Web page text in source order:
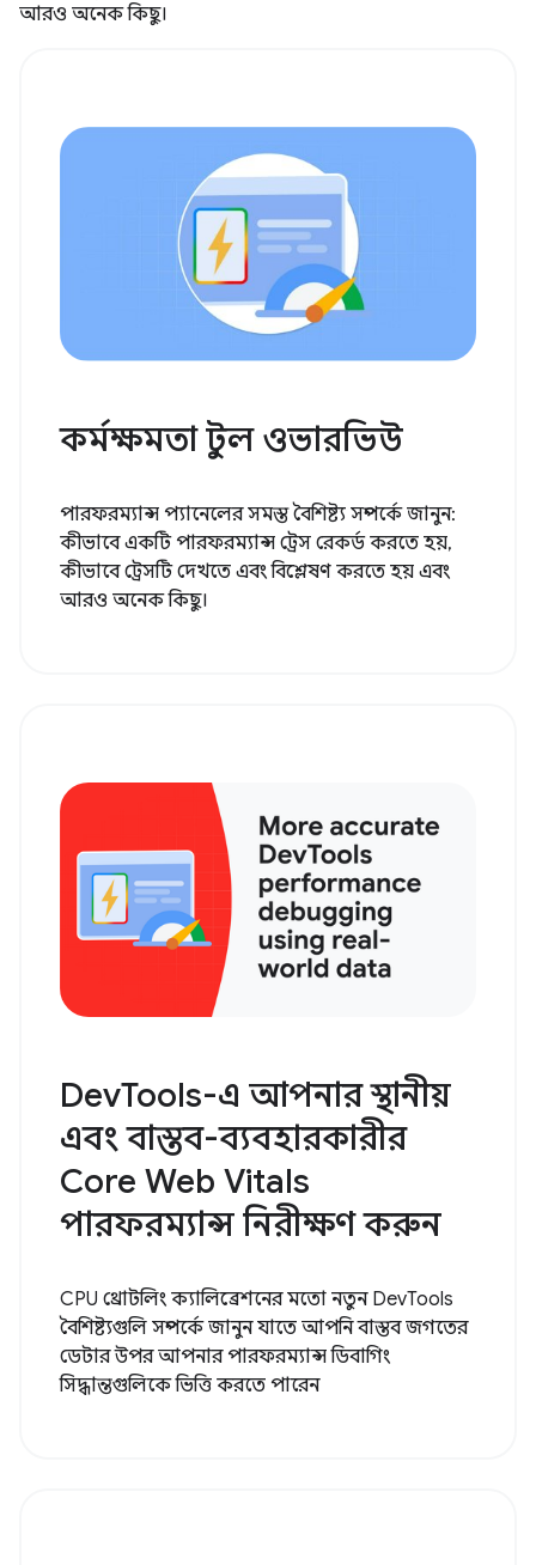
আরও অনেক কিছু।
কর্মক্ষমতা টুল ওভারভিউ
পারফরম্যান্স প্যানেলের সমস্ত বৈশিষ্ট্য সম্পর্কে জানুন:
কীভাবে একটি পারফরম্যান্স ট্রেস রেকর্ড করতে হয়,
কীভাবে ট্রেসটি দেখতে এবং বিশ্লেষণ করতে হয় এবং
আরও অনেক কিছু।
DevTools-এ আপনার স্থানীয়
এবং বাস্তব-ব্যবহারকারীর
Core Web Vitals
পারফরম্যান্স নিরীক্ষণ করুন
CPU থ্রোটলিং ক্যালিব্রেশনের মতো নতুন DevTools
বৈশিষ্ট্যগুলি সম্পর্কে জানুন যাতে আপনি বাস্তব জগতের
ডেটার উপর আপনার পারফরম্যান্স ডিবাগিং
সিদ্ধান্তগুলিকে ভিত্তি করতে পারেন